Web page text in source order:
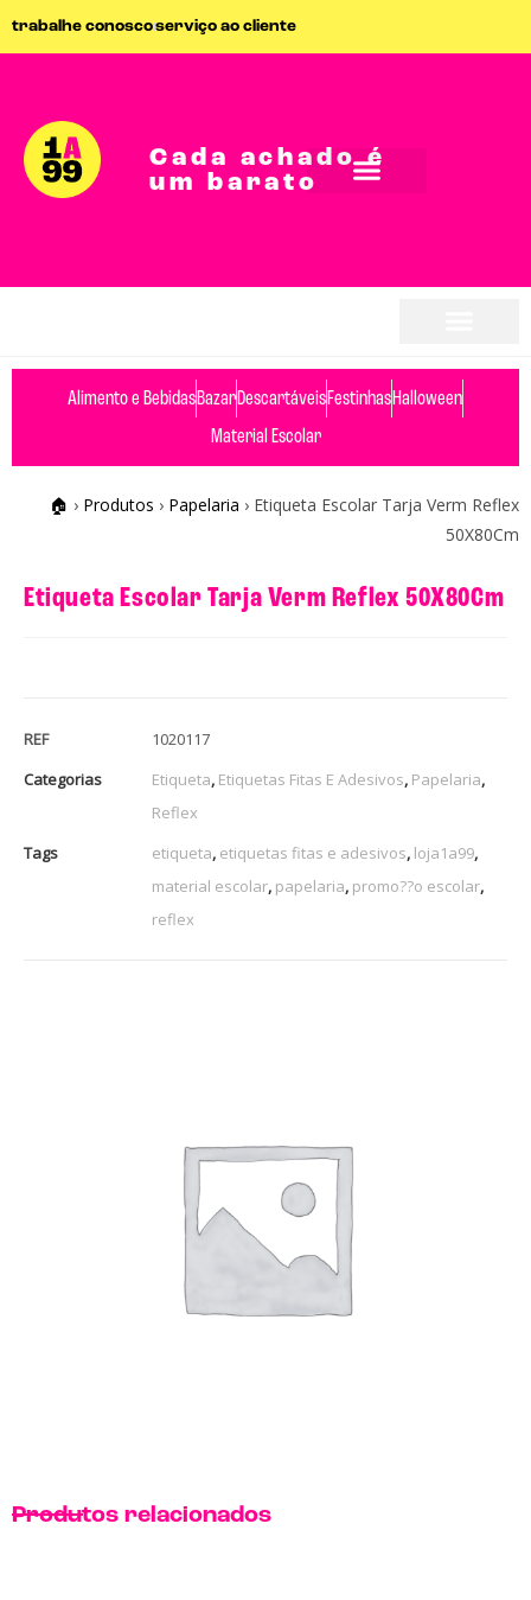
trabalhe conoscoserviço ao cliente
Cada achado é
um barato
Alimento e BebidasBazarDescartáveisFestinhasHalloween
Material Escolar
🏠 › Produtos › Papelaria › Etiqueta Escolar Tarja Verm Reflex
50X80Cm
Etiqueta Escolar Tarja Verm Reflex 50X80Cm
REF
1020117
Categorias
Etiqueta, Etiquetas Fitas E Adesivos, Papelaria,
Reflex
Tags
etiqueta, etiquetas fitas e adesivos, loja1a99,
material escolar, papelaria, promo??o escolar,
reflex
Produtos relacionados